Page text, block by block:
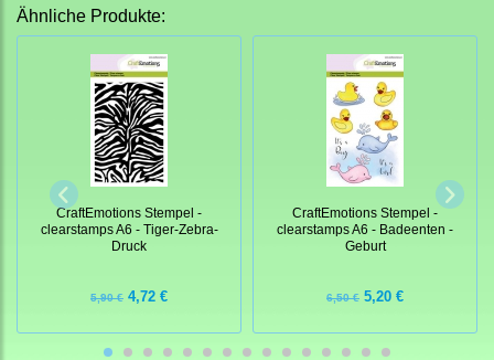
Ähnliche Produkte:
CraftEmotions Stempel -
clearstamps A6 - Tiger-Zebra-
Druck
5,90 € 4,72 €
CraftEmotions Stempel -
clearstamps A6 - Badeenten -
Geburt
6,50 € 5,20 €